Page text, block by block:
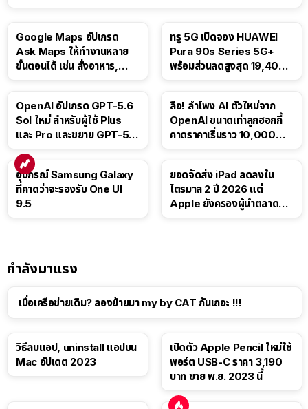
Google Maps อัปเกรด
Ask Maps ให้ทำงานหลาย
ขั้นตอนได้ เช่น สั่งอาหาร,
ทรู 5G เปิดจอง HUAWEI
Pura 90s Series 5G+
พร้อมส่วนลดสูงสุด 19,400
OpenAI อัปเกรด GPT-5.6
Sol ใหม่ สำหรับผู้ใช้ Plus
และ Pro และขยาย GPT-5.6
ลือ! ลำโพง AI ตัวใหม่จาก
OpenAI ขนาดเท่าลูกฮอกกี้
คาดราคาเริ่มราว 10,000
อุปกรณ์ Samsung Galaxy
ที่คาดว่าจะรองรับ One UI
9.5
ยอดจัดส่ง iPad ลดลงใน
ไตรมาส 2 ปี 2026 แต่
Apple ยังครองผู้นำตลาด
กำลังมาแรง
เบื่อเครือข่ายเดิม? ลองย้ายมา my by CAT กันเถอะ !!!
วิธีลบแอป, uninstall แอปบน
Mac อัปเดต 2023
เปิดตัว Apple Pencil ใหม่ใช้
พอร์ต USB-C ราคา 3,190
บาท ขาย พ.ย. 2023 นี้